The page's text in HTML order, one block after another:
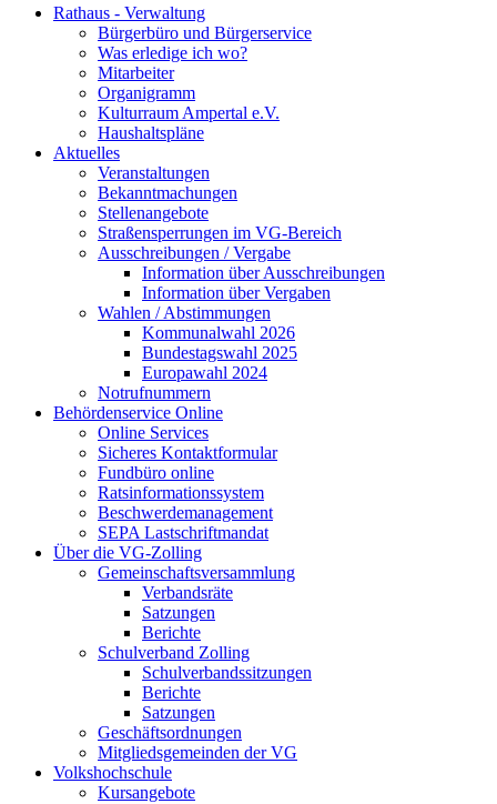
Rathaus - Verwaltung
Bürgerbüro und Bürgerservice
Was erledige ich wo?
Mitarbeiter
Organigramm
Kulturraum Ampertal e.V.
Haushaltspläne
Aktuelles
Veranstaltungen
Bekanntmachungen
Stellenangebote
Straßensperrungen im VG-Bereich
Ausschreibungen / Vergabe
Information über Ausschreibungen
Information über Vergaben
Wahlen / Abstimmungen
Kommunalwahl 2026
Bundestagswahl 2025
Europawahl 2024
Notrufnummern
Behördenservice Online
Online Services
Sicheres Kontaktformular
Fundbüro online
Ratsinformationssystem
Beschwerdemanagement
SEPA Lastschriftmandat
Über die VG-Zolling
Gemeinschaftsversammlung
Verbandsräte
Satzungen
Berichte
Schulverband Zolling
Schulverbandssitzungen
Berichte
Satzungen
Geschäftsordnungen
Mitgliedsgemeinden der VG
Volkshochschule
Kursangebote